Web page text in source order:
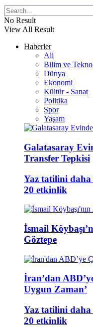
No Result
View All Result
Haberler
All
Bilim ve
Dünya
Ekonomi
Kültür - Sanat
Politika
Spor
Yaşam
Galatasaray
Transfer Tepkisi
Yaz tatilini
20 etkinlik
İsmail
Göztepe
İran’dan
Uygun Zaman’
Yaz tatilini
20 etkinlik